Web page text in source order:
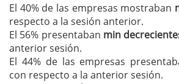
El 40% de las empresas mostraban
respecto a la sesión anterior.
El 56% presentaban min
anterior sesión.
El 44% de las empresas
con respecto a la anterior sesión.